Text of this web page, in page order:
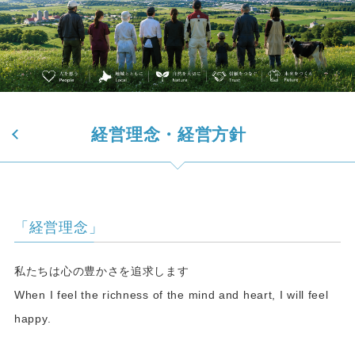
経営理念・経営方針
「経営理念」
私たちは心の豊かさを追求します
When I feel the richness of the mind and heart, I will feel
happy.